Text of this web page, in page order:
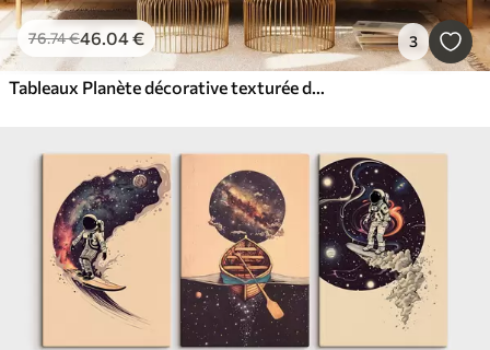
76.74€46.04€ 3
Tableaux Planète décorative texturée dans l'espace avec des lignes et des points jaunes, style abstrait, minimaliste et moderne